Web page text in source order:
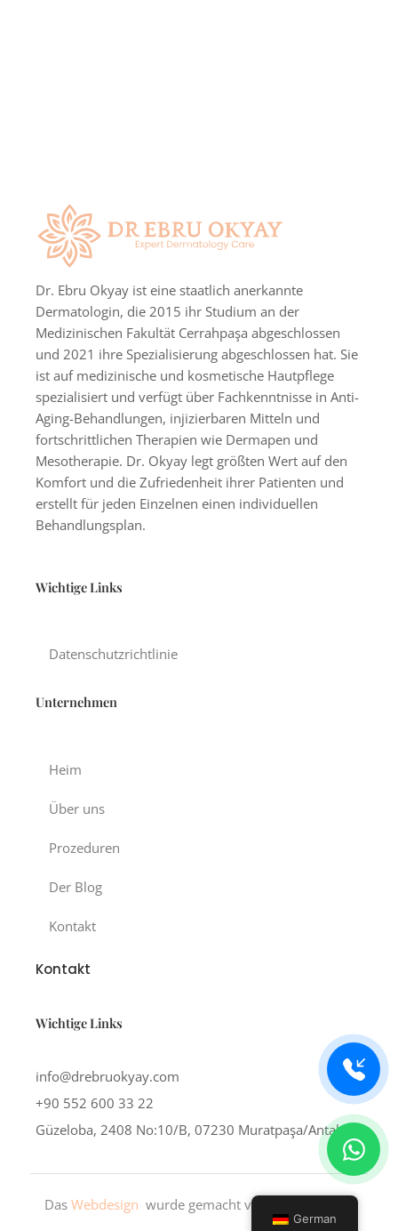
Dr. Ebru Okyay ist eine staatlich anerkannte
Dermatologin, die 2015 ihr Studium an der
Medizinischen Fakultät Cerrahpaşa abgeschlossen
und 2021 ihre Spezialisierung abgeschlossen hat. Sie
ist auf medizinische und kosmetische Hautpflege
spezialisiert und verfügt über Fachkenntnisse in Anti-
Aging-Behandlungen, injizierbaren Mitteln und
fortschrittlichen Therapien wie Dermapen und
Mesotherapie. Dr. Okyay legt größten Wert auf den
Komfort und die Zufriedenheit ihrer Patienten und
erstellt für jeden Einzelnen einen individuellen
Behandlungsplan.
Wichtige Links
Datenschutzrichtlinie
Unternehmen
Heim
Über uns
Prozeduren
Der Blog
Kontakt
Kontakt
Wichtige Links
info@drebruokyay.com
+90 552 600 33 22
Güzeloba, 2408 No:10/B, 07230 Muratpaşa/Antalya
Das Webdesign wurde gemacht von
German